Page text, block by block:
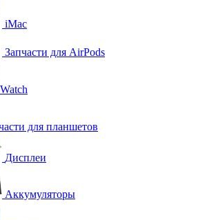
iMac
Запчасти для AirPods
Watch
для планшетов
Дисплеи
Аккумуляторы